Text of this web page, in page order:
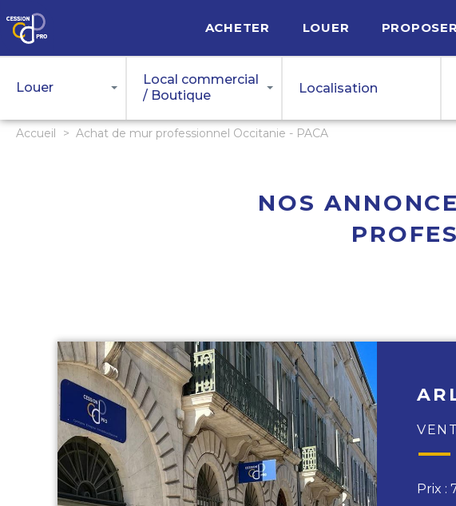
ACHETER LOUER
Louer
Local commercial
/ Boutique
Localisation
Accueil > Achat de mur professionnel Occitanie - PACA
NOS
Prix :